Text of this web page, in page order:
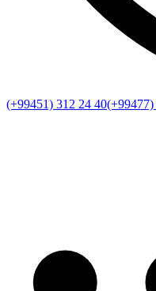
(+99451) 312 24 40